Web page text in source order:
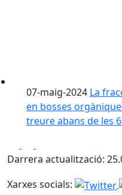
07-maig-2024 La
en bosses
treure abans de les
Darrera actualització:
Xarxes socials: